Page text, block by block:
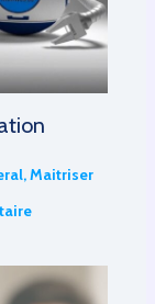
,Maitriser